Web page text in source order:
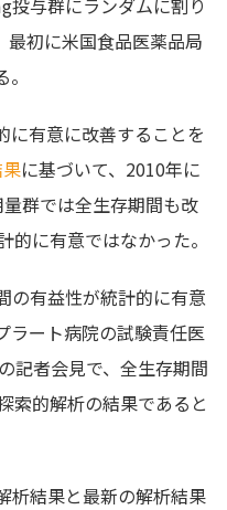
初に米国食品医薬品局
に有意に改善することを
に基づいて、2010年に
群では全生存期間も改
に有意ではなかった。
の有益性が統計的に有意
ラート病院の試験責任医
記者会見で、全生存期間
索的解析の結果であると
析結果と最新の解析結果